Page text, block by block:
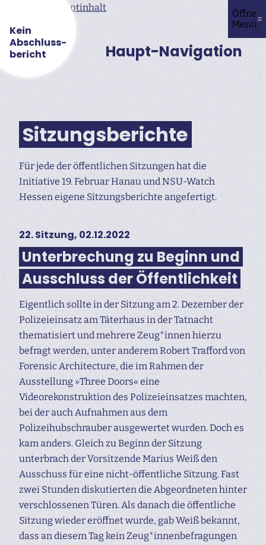
Direkt zum Hauptinhalt
Kein
Abschluss­
bericht
Haupt-Navigation
Öffne
Menü
Sitzungsberichte
Für jede der öffentlichen Sitzungen hat die
Initiative 19. Februar Hanau und NSU-Watch
Hessen eigene Sitzungsberichte angefertigt.
22. Sitzung, 02.12.2022
Unterbrechung zu Beginn und
Ausschluss der Öffentlichkeit
Eigentlich sollte in der Sitzung am 2. Dezember der
Polizeieinsatz am Täterhaus in der Tatnacht
thematisiert und mehrere Zeug*innen hierzu
befragt werden, unter anderem Robert Trafford von
Forensic Architecture, die im Rahmen der
Ausstellung »Three Doors« eine
Videorekonstruktion des Polizeieinsatzes machten,
bei der auch Aufnahmen aus dem
Polizeihubschrauber ausgewertet wurden. Doch es
kam anders. Gleich zu Beginn der Sitzung
unterbrach der Vorsitzende Marius Weiß den
Ausschuss für eine nicht-öffentliche Sitzung. Fast
zwei Stunden diskutierten die Abgeordneten hinter
verschlossenen Türen. Als danach die öffentliche
Sitzung wieder eröffnet wurde, gab Weiß bekannt,
dass an diesem Tag kein Zeug*innenbefragungen